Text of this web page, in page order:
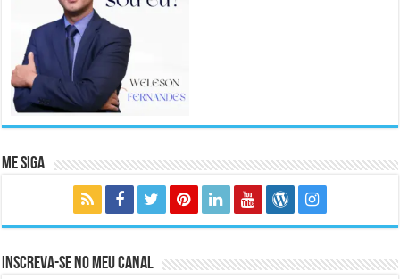
Me Siga
Inscreva-se no meu canal